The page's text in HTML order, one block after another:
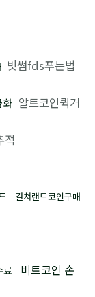
빗썸fds푸는법
화 알트코인퀵거
적
컬쳐랜드코인구매
료
비트코인 손